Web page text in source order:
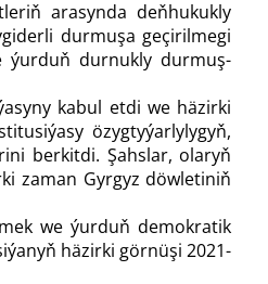
arasynda deňhukukly
durmuşa geçirilmegi
ýurduň durnukly durmuş-
kabul etdi we häzirki
özygtyýarlylygyň,
berkitdi. Şahslar, olaryň
zaman Gyrgyz döwletiniň
we ýurduň demokratik
häzirki görnüşi 2021-